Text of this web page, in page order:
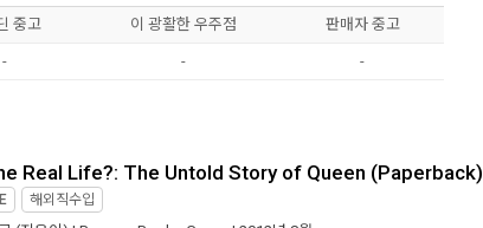
중고 이 광활한 우주점 판매자 중고
- - -
Real Life?: The Untold Story of Queen (Paperback)
해외직수입